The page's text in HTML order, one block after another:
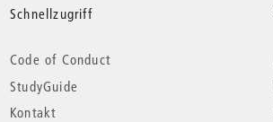
Schnellzugriff
Code of Conduct
StudyGuide
Kontakt